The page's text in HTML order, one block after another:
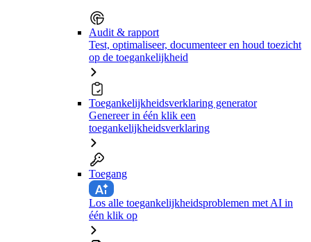
Audit & rapport
Test, optimaliseer, documenteer en houd toezicht
op de toegankelijkheid
Toegankelijkheidsverklaring generator
Genereer in één klik een
toegankelijkheidsverklaring
Toegang
Los alle toegankelijkheidsproblemen met AI in
één klik op